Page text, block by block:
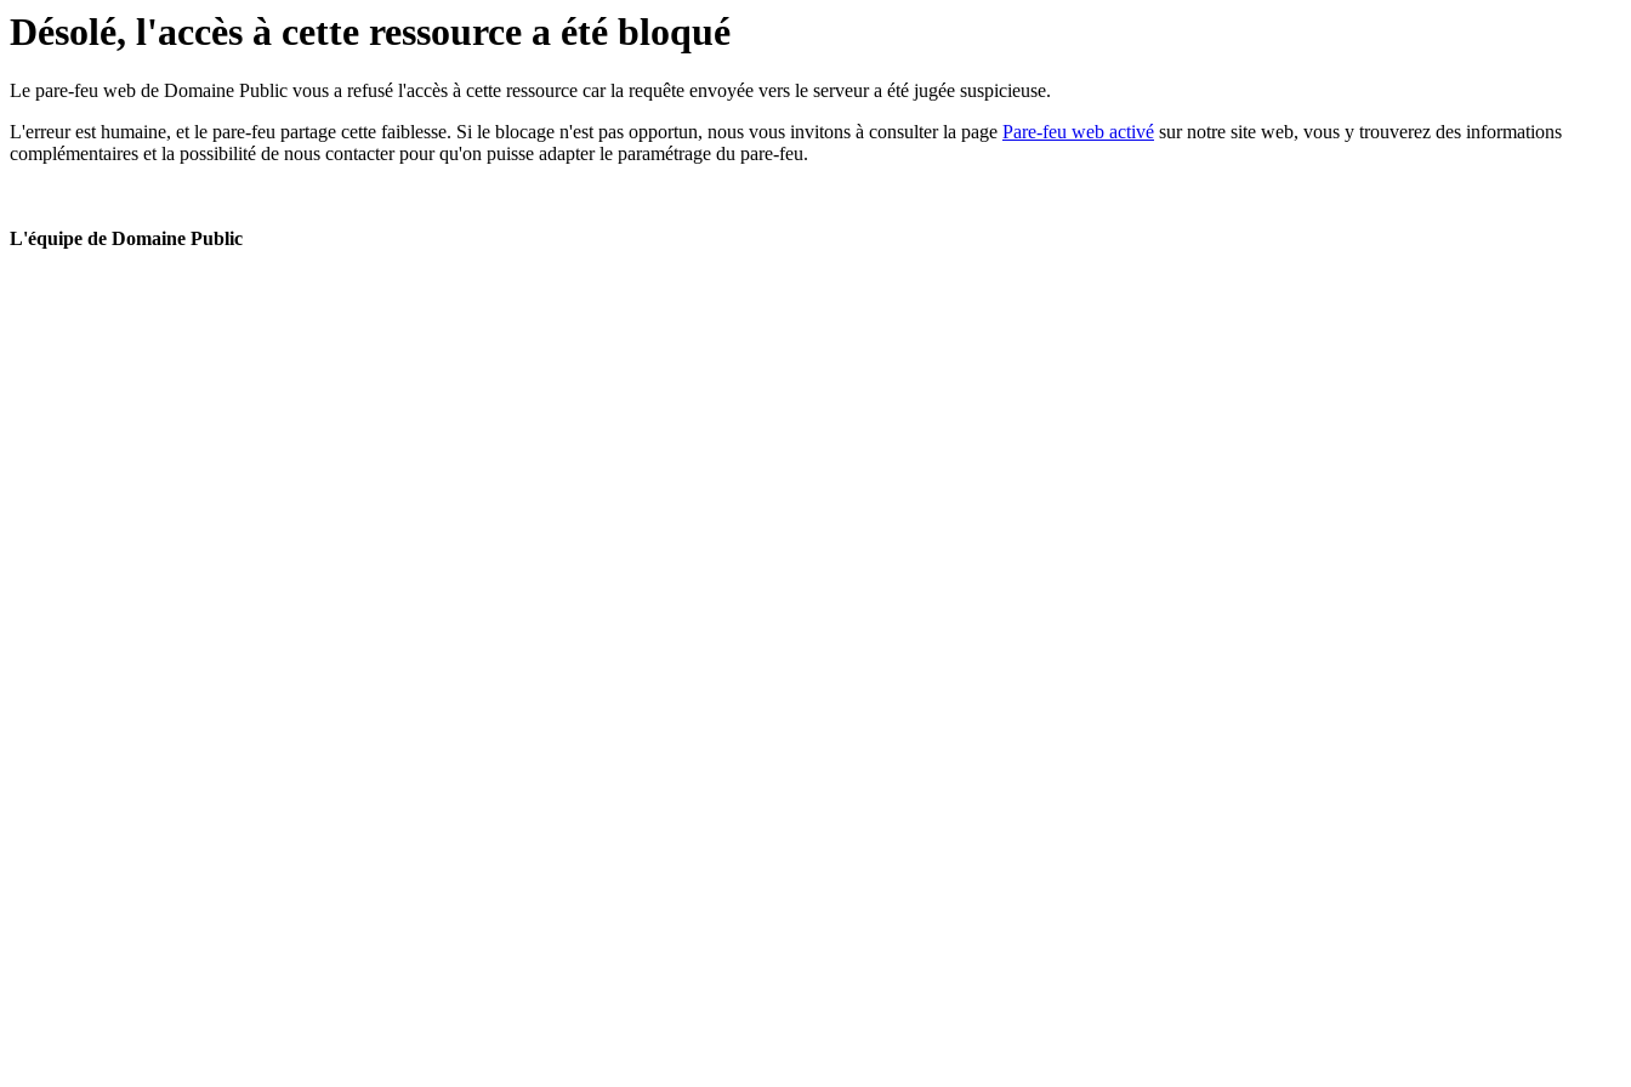
Désolé, l'accès à cette ressource a été bloqué
Le pare-feu web de Domaine Public vous a refusé l'accès à cette ressource car la requête envoyée vers le serveur a été jugée suspicieuse.
L'erreur est humaine, et le pare-feu partage cette faiblesse. Si le blocage n'est pas opportun, nous vous invitons à consulter la page Pare-feu web activé sur notre site web, vous y trouverez des informations
complémentaires et la possibilité de nous contacter pour qu'on puisse adapter le paramétrage du pare-feu.
L'équipe de Domaine Public